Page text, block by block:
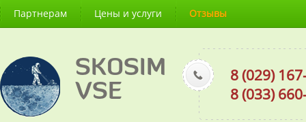
Партнерам Цены и услуги Отзывы
SKOSIM
VSE
8 (029)
8 (033)